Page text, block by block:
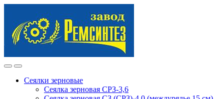
navigation
content
Сеялки зерновые
Сеялка зерновая СРЗ-3,6